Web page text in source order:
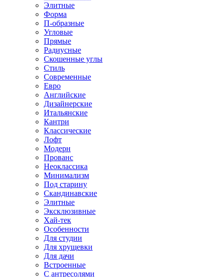
Элитные
Форма
П-образные
Угловые
Прямые
Радиусные
Скошенные углы
Стиль
Современные
Евро
Английские
Дизайнерские
Итальянские
Кантри
Классические
Лофт
Модерн
Прованс
Неоклассика
Минимализм
Под старину
Скандинавские
Элитные
Эксклюзивные
Хай-тек
Особенности
Для студии
Для хрущевки
Для дачи
Встроенные
С антресолями